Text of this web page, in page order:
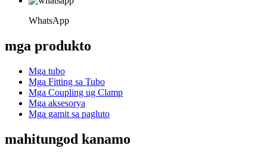
WhatsApp
mga produkto
Mga tubo
Mga Fitting sa Tubo
Mga Coupling ug Clamp
Mga aksesorya
Mga gamit sa pagluto
mahitungod kanamo